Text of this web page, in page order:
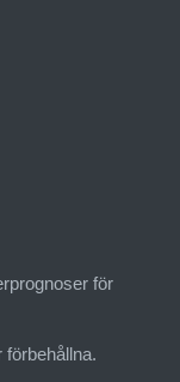
för